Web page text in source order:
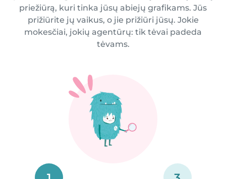
priežiūrą, kuri tinka jūsų abiejų grafikams. Jūs
prižiūrite jų vaikus, o jie prižiūri jūsų. Jokie
mokesčiai, jokių agentūrų: tik tėvai padeda
tėvams.